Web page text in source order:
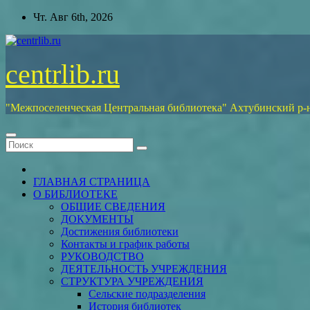
Перейти
содержимому
Чт. Авг 6th, 2026
centrlib.ru
"Межпоселенческая Центральная библиотека" Ахтубинский р-
ГЛАВНАЯ СТРАНИЦА
О БИБЛИОТЕКЕ
ОБЩИЕ СВЕДЕНИЯ
ДОКУМЕНТЫ
Достижения библиотеки
Контакты и график работы
РУКОВОДСТВО
ДЕЯТЕЛЬНОСТЬ УЧРЕЖДЕНИЯ
СТРУКТУРА УЧРЕЖДЕНИЯ
Сельские подразделения
История библиотек